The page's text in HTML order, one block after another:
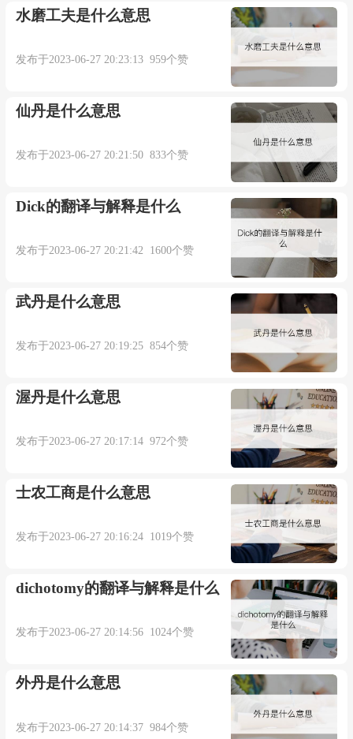
·寇彦卿》：“ 彦卿 见 太祖 自首， 太祖 惜之，詔
彦卿 以钱偿现家以赎罪。”《古今小说·汪信之一死
救全家》：“ 革 子 世雄 知情与否，亦难悬断，然
观 无为州 首词与同恶相济者不侔，似宜准自首
鲁迅 《书信集·致曹聚仁》：“自首之辈，当分
别论之，别国的硬汉比 中国 多，也因为别国的淫
刑不及 中国 的缘故。” 胡丹沸 《把眼光放远一
点》独幕剧：“ 老福 ，好好地想想吧！向敌人自首
本内容部分来源于网络，谨供免费学习使用，如有侵权，可
以通过邮箱juexin@juexinw.com联系我们删除！
水磨工夫是什么意思
发布于2023-06-27 20:23:13 959个赞
仙丹是什么意思
发布于2023-06-27 20:21:50 833个赞
Dick的翻译与解释是什么
发布于2023-06-27 20:21:42 1600个赞
武丹是什么意思
发布于2023-06-27 20:19:25 854个赞
渥丹是什么意思
发布于2023-06-27 20:17:14 972个赞
士农工商是什么意思
发布于2023-06-27 20:16:24 1019个赞
dichotomy的翻译与解释是什么
发布于2023-06-27 20:14:56 1024个赞
外丹是什么意思
发布于2023-06-27 20:14:37 984个赞